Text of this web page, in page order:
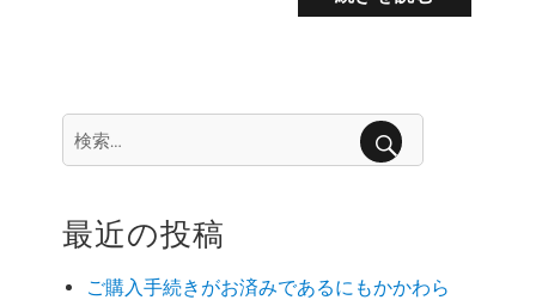
検
索:
最近の投稿
ご購入手続きがお済みであるにもかかわら